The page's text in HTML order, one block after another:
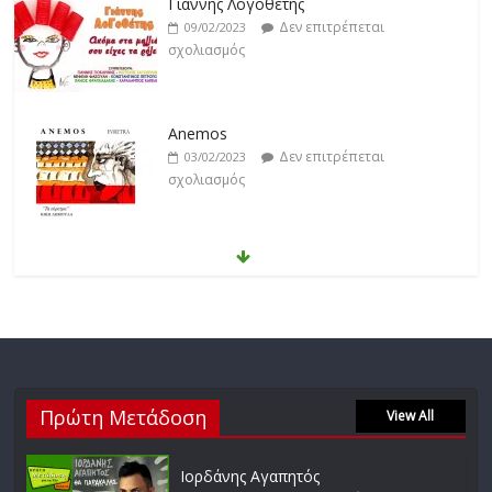
09/02/2023
Δεν επιτρέπεται
σχολιασμός
Anemos
03/02/2023
Δεν επιτρέπεται
σχολιασμός
Θοδωρής Φέρρης
27/01/2023
σχολιασμός
Πρώτη Μετάδοση View All
Ιορδάνης Αγαπητός